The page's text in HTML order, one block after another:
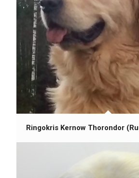
Ringokris Kernow Thorondor